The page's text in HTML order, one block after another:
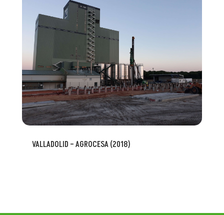
VALLADOLID – AGROCESA (2018)